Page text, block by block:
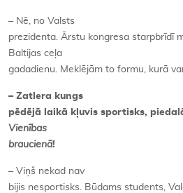
– Nē, no Valsts
prezidenta. Ārstu kongresa starpbrīdī
Baltijas ceļa
gadadienu. Meklējām to formu, kurā
– Zatlera kungs
pēdējā laikā kļuvis sportisks,
Vienības
braucienā!
– Viņš nekad nav
bijis nesportisks. Būdams students,